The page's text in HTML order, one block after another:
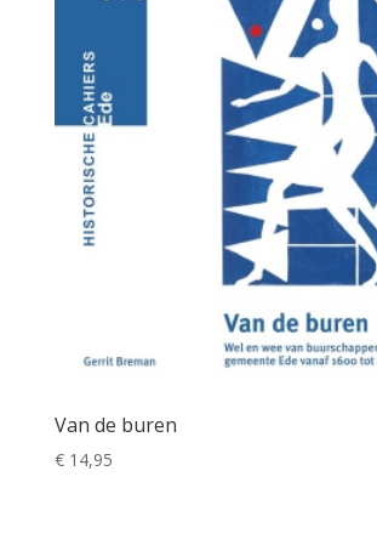
Van de buren
€14,95